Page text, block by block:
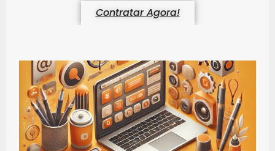
Contratar Agora!